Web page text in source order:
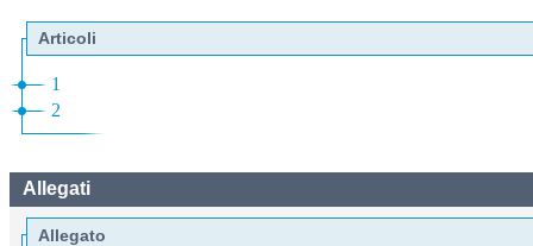
Articoli
1
2
Allegati
Allegato